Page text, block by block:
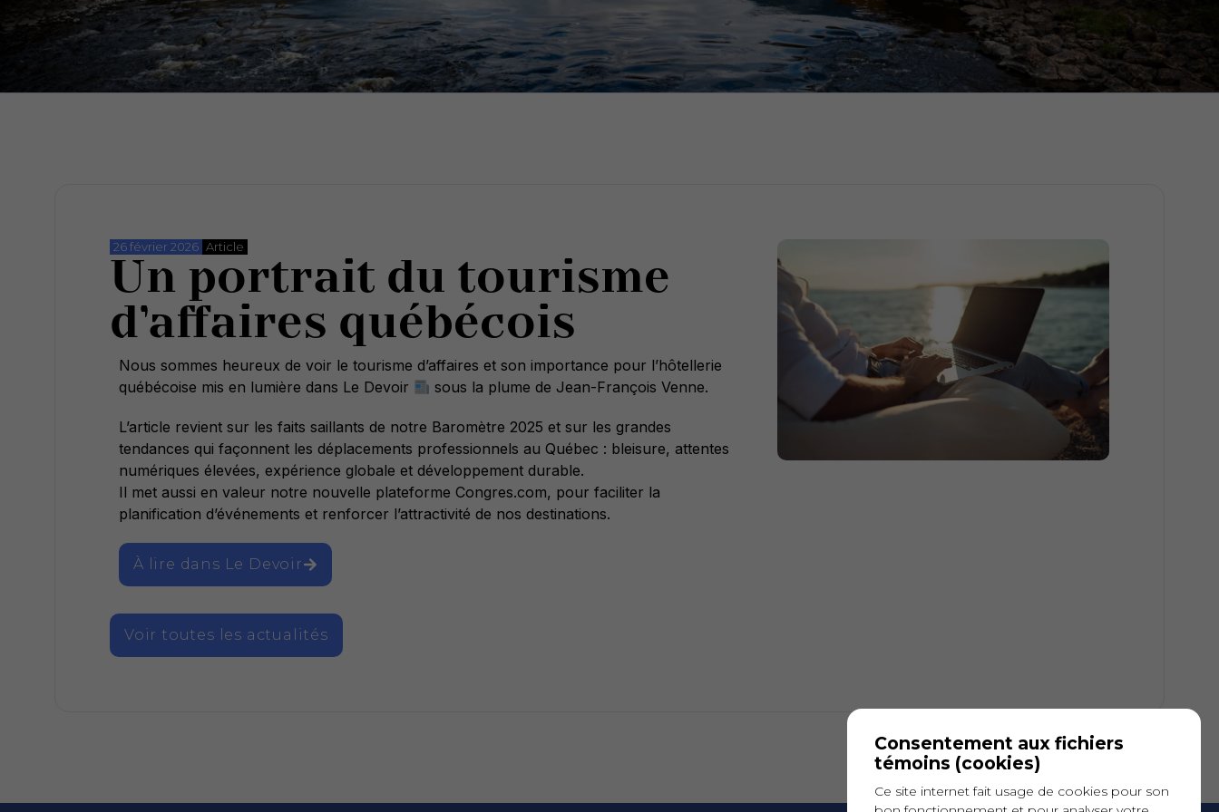
26 février 2026 Article
Un portrait du tourisme
d’affaires québécois
Nous sommes heureux de voir le tourisme d’affaires et son importance pour l’hôtellerie
québécoise mis en lumière dans Le Devoir
sous la plume de Jean-François Venne.
L’article revient sur les faits saillants de notre Baromètre 2025 et sur les grandes
tendances qui façonnent les déplacements professionnels au Québec : bleisure, attentes
numériques élevées, expérience globale et développement durable.
Il met aussi en valeur notre nouvelle plateforme Congres.com, pour faciliter la
planification d’événements et renforcer l’attractivité de nos destinations.
À lire dans Le Devoir
Voir toutes les actualités
Consentement aux fichiers
témoins (cookies)
Ce site internet fait usage de cookies pour son